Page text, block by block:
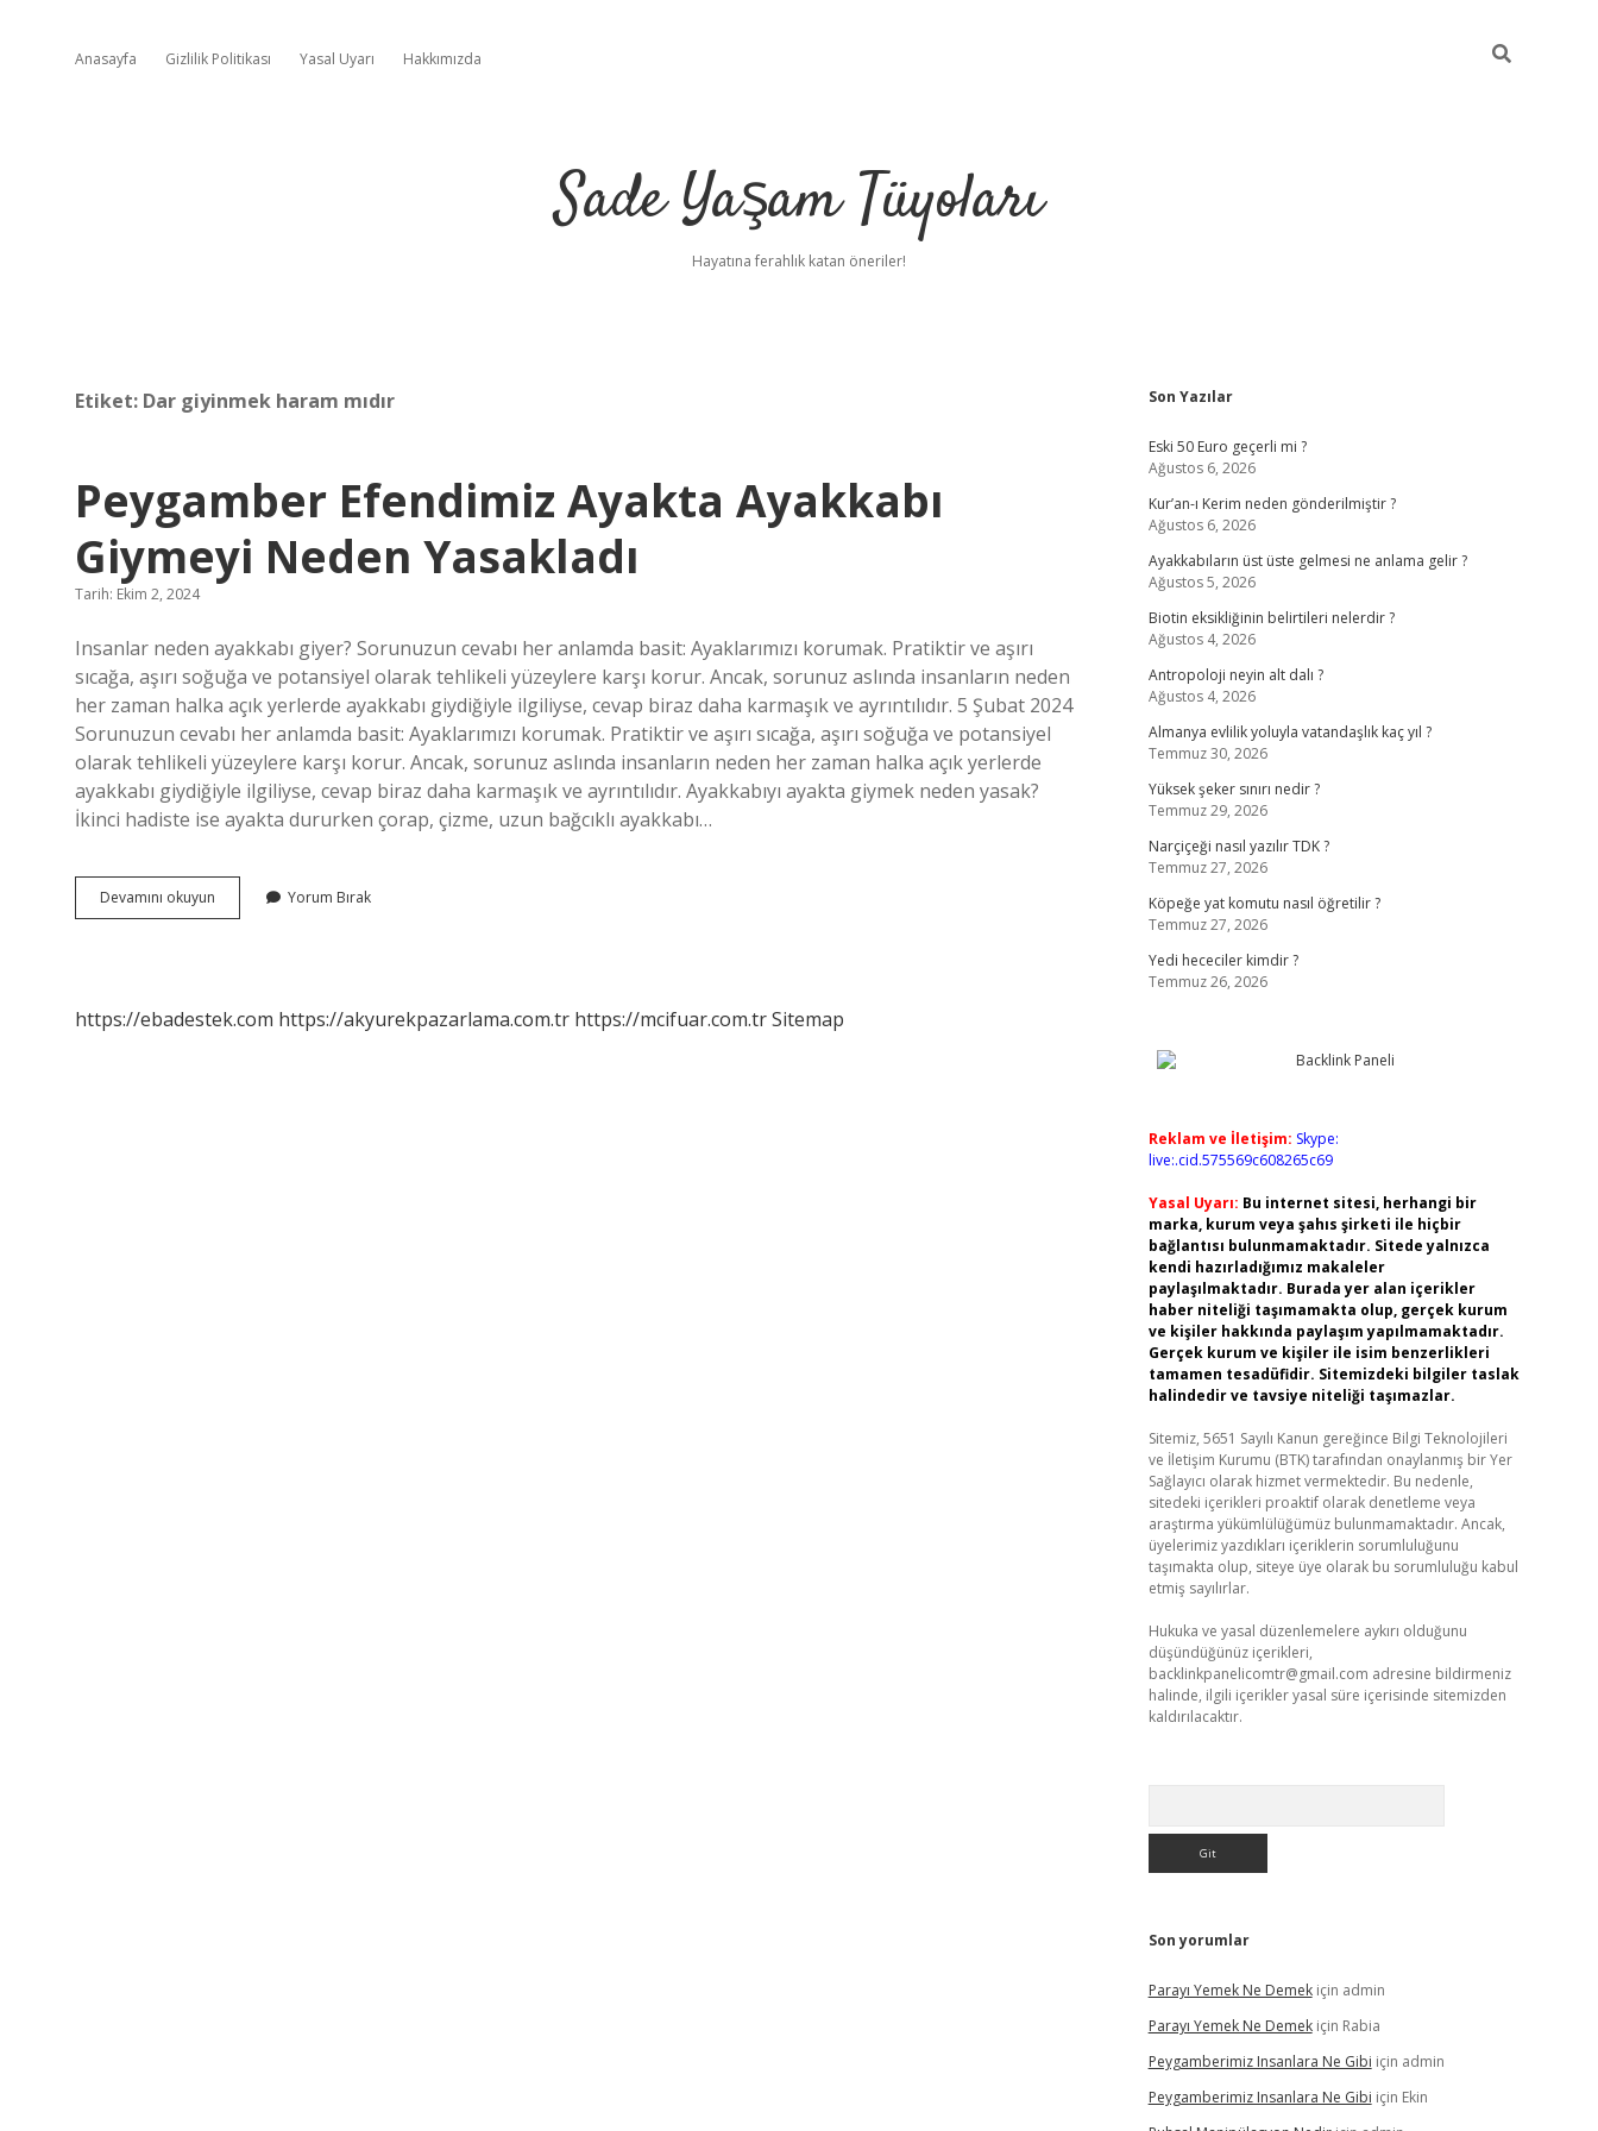
Anasayfa Gizlilik Politikası Yasal Uyarı Hakkımızda
Sade Yaşam Tüyoları
Hayatına ferahlık katan öneriler!
Etiket: Dar giyinmek haram mıdır
Peygamber Efendimiz Ayakta Ayakkabı
Giymeyi Neden Yasakladı
Tarih: Ekim 2, 2024
Insanlar neden ayakkabı giyer? Sorunuzun cevabı her anlamda basit: Ayaklarımızı korumak. Pratiktir ve aşırı
sıcağa, aşırı soğuğa ve potansiyel olarak tehlikeli yüzeylere karşı korur. Ancak, sorunuz aslında insanların neden
her zaman halka açık yerlerde ayakkabı giydiğiyle ilgiliyse, cevap biraz daha karmaşık ve ayrıntılıdır. 5 Şubat 2024
Sorunuzun cevabı her anlamda basit: Ayaklarımızı korumak. Pratiktir ve aşırı sıcağa, aşırı soğuğa ve potansiyel
olarak tehlikeli yüzeylere karşı korur. Ancak, sorunuz aslında insanların neden her zaman halka açık yerlerde
ayakkabı giydiğiyle ilgiliyse, cevap biraz daha karmaşık ve ayrıntılıdır. Ayakkabıyı ayakta giymek neden yasak?
İkinci hadiste ise ayakta dururken çorap, çizme, uzun bağcıklı ayakkabı…
Devamını okuyun Peygamber
Efendimiz
Yasakladı
Yorum Bırak
https://ebadestek.com https://akyurekpazarlama.com.tr https://mcifuar.com.trSitemap
Sidebar
Son Yazılar
Eski 50 Euro geçerli mi ?
Ağustos 6, 2026
Kur’an-ı Kerim neden gönderilmiştir ?
Ağustos 6, 2026
Ayakkabıların üst üste gelmesi ne anlama gelir ?
Ağustos 5, 2026
Biotin eksikliğinin belirtileri nelerdir ?
Ağustos 4, 2026
Antropoloji neyin alt dalı ?
Ağustos 4, 2026
Almanya evlilik yoluyla vatandaşlık kaç yıl ?
Temmuz 30, 2026
Yüksek şeker sınırı nedir ?
Temmuz 29, 2026
Narçiçeği nasıl yazılır TDK ?
Temmuz 27, 2026
Köpeğe yat komutu nasıl öğretilir ?
Temmuz 27, 2026
Yedi hececiler kimdir ?
Temmuz 26, 2026
Reklam ve İletişim: Skype:
live:.cid.575569c608265c69
Yasal Uyarı: Bu internet sitesi, herhangi bir
marka, kurum veya şahıs şirketi ile hiçbir
bağlantısı bulunmamaktadır. Sitede yalnızca
kendi hazırladığımız makaleler
paylaşılmaktadır. Burada yer alan içerikler
haber niteliği taşımamakta olup, gerçek kurum
ve kişiler hakkında paylaşım yapılmamaktadır.
Gerçek kurum ve kişiler ile isim benzerlikleri
tamamen tesadüfidir. Sitemizdeki bilgiler taslak
halindedir ve tavsiye niteliği taşımazlar.
Sitemiz, 5651 Sayılı Kanun gereğince Bilgi Teknolojileri
ve İletişim Kurumu (BTK) tarafından onaylanmış bir Yer
Sağlayıcı olarak hizmet vermektedir. Bu nedenle,
sitedeki içerikleri proaktif olarak denetleme veya
araştırma yükümlülüğümüz bulunmamaktadır. Ancak,
üyelerimiz yazdıkları içeriklerin sorumluluğunu
taşımakta olup, siteye üye olarak bu sorumluluğu kabul
etmiş sayılırlar.
Hukuka ve yasal düzenlemelere aykırı olduğunu
düşündüğünüz içerikleri,
backlinkpanelicomtr@gmail.com adresine bildirmeniz
halinde, ilgili içerikler yasal süre içerisinde sitemizden
kaldırılacaktır.
Son yorumlar
Parayı Yemek Ne Demekiçin admin
Parayı Yemek Ne Demekiçin Rabia
Peygamberimiz Insanlara Ne Gibi için admin
Peygamberimiz Insanlara Ne Gibi için Ekin